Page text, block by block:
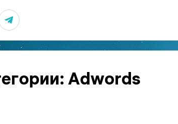
Adwords